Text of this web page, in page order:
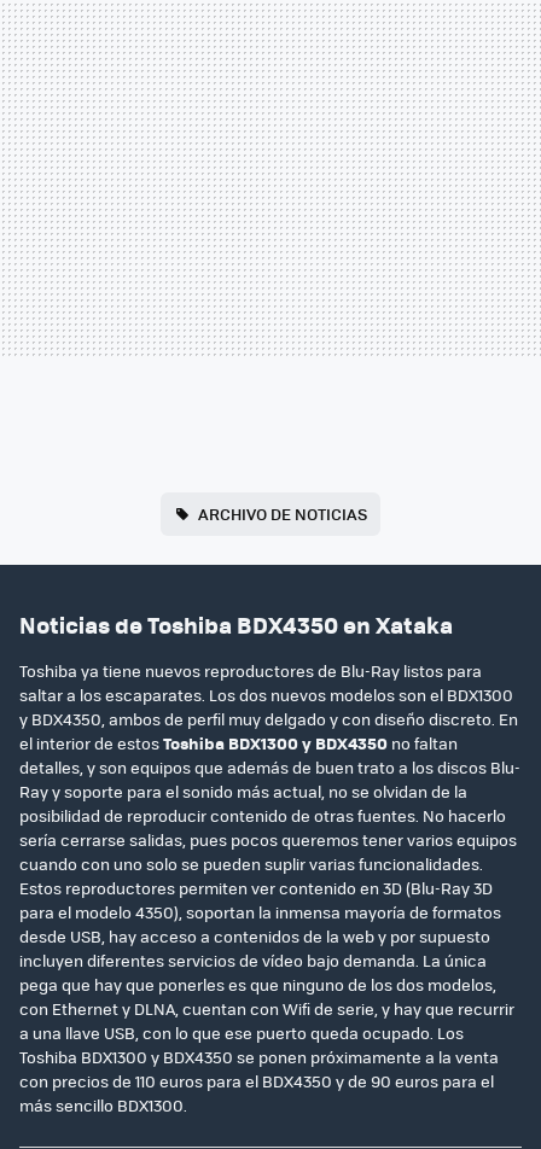
ARCHIVO DE NOTICIAS
Noticias de Toshiba BDX4350 en Xataka
Toshiba ya tiene nuevos reproductores de Blu-Ray listos para
saltar a los escaparates. Los dos nuevos modelos son el BDX1300
y BDX4350, ambos de perfil muy delgado y con diseño discreto. En
el interior de estosToshiba BDX1300 y BDX4350 no faltan
detalles, y son equipos que además de buen trato a los discos Blu-
Ray y soporte para el sonido más actual, no se olvidan de la
posibilidad de reproducir contenido de otras fuentes. No hacerlo
sería cerrarse salidas, pues pocos queremos tener varios equipos
cuando con uno solo se pueden suplir varias funcionalidades.
Estos reproductores permiten ver contenido en 3D (Blu-Ray 3D
para el modelo 4350), soportan la inmensa mayoría de formatos
desde USB, hay acceso a contenidos de la web y por supuesto
incluyen diferentes servicios de vídeo bajo demanda. La única
pega que hay que ponerles es que ninguno de los dos modelos,
con Ethernet y DLNA, cuentan con Wifi de serie, y hay que recurrir
a una llave USB, con lo que ese puerto queda ocupado. Los
Toshiba BDX1300 y BDX4350 se ponen próximamente a la venta
con precios de 110 euros para el BDX4350 y de 90 euros para el
más sencillo BDX1300.